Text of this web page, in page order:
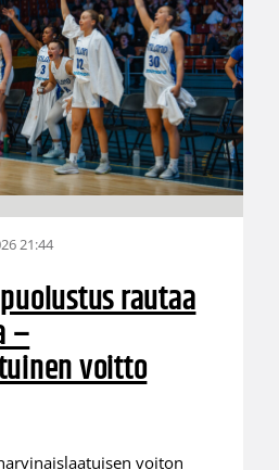
21:44
rautaa
–
voitto
voiton